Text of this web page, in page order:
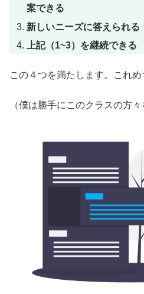
案できる
新しいニーズに答えられる
上記（1~3）を継続できる
この４つを満たします。これめ
（僕は勝手にこのクラスの方